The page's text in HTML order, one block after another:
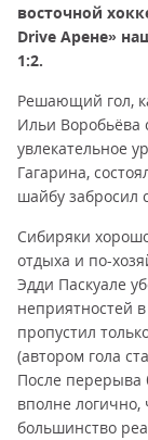
восточной
Drive Арене»
1:2.
Решающий гол,
Ильи Воробьёва
увлекательное
Гагарина,
шайбу забросил
Сибиряки
отдыха и по-
Эдди Паскуале
неприятностей
пропустил
(автором гола
После перерыва
вполне логично,
большинство